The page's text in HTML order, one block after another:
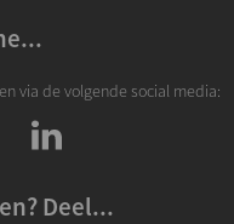
via de volgende social media:
Deel...